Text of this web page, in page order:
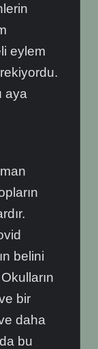
eylem
aya
belini
bir
daha
bu